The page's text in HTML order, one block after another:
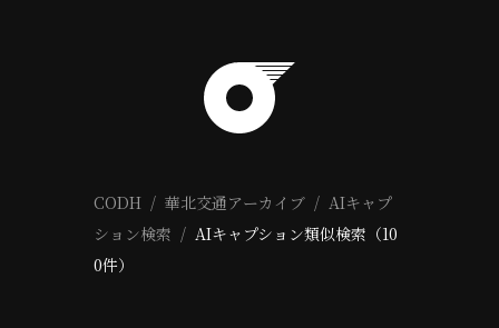
CODH 華北交通アーカイブ
AIキャプ
ション検索
AIキャプション類似検索（10
0件）